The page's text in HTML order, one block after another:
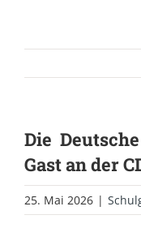
Die
Gast an der
25. Mai 2026 |